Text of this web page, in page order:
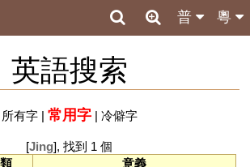
粵
普
英語搜索
所有字| 常用字| 冷僻字
[Jing], 找到 1 個
意義